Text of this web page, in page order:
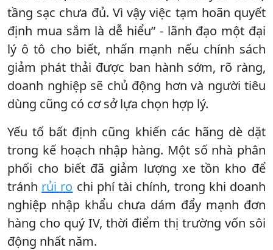
tầng sạc chưa đủ. Vì vậy việc tạm hoãn quyết
định mua sắm là dễ hiểu” - lãnh đạo một đại
lý ô tô cho biết, nhấn mạnh nếu chính sách
giảm phát thải được ban hành sớm, rõ ràng,
doanh nghiệp sẽ chủ động hơn và người tiêu
dùng cũng có cơ sở lựa chọn hợp lý.
Yếu tố bất định cũng khiến các hãng dè dặt
trong kế hoạch nhập hàng. Một số nhà phân
phối cho biết đã giảm lượng xe tồn kho để
tránh rủi ro chi phí tài chính, trong khi doanh
nghiệp nhập khẩu chưa dám đẩy mạnh đơn
hàng cho quý IV, thời điểm thị trường vốn sôi
động nhất năm.